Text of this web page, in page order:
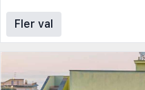
Fler val